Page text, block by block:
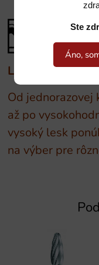
Ste
Áno,
Leštiace
Od
až po
vysoký lesk
na výber pre